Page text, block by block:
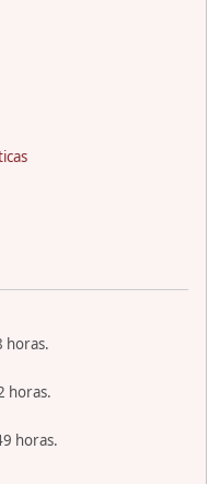
horas.
horas.
horas.